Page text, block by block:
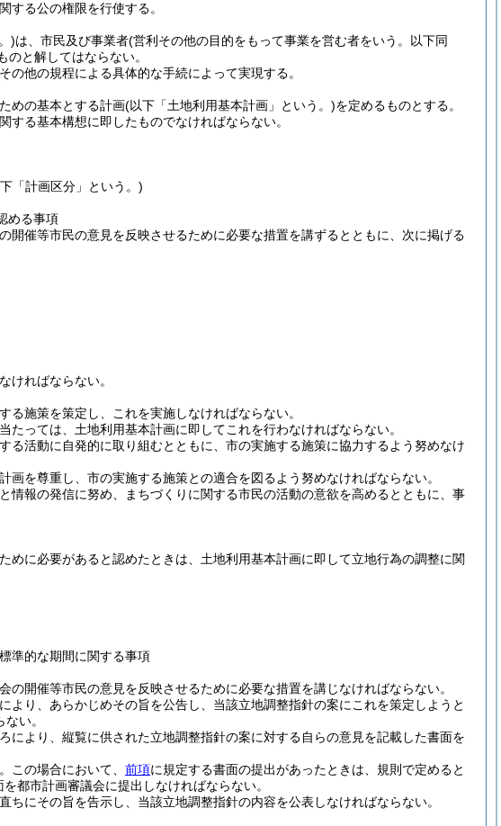
する公の権限を行使する。
)は、市民及び事業者(営利その他の目的をもって事業を営む者をいう。以下同
と解してはならない。
他の規程による具体的な手続によって実現する。
めの基本とする計画(以下「土地利用基本計画」という。)を定めるものとする。
る基本構想に即したものでなければならない。
「計画区分」という。)
める事項
催等市民の意見を反映させるために必要な措置を講ずるとともに、次に掲げる
ければならない。
施策を策定し、これを実施しなければならない。
っては、土地利用基本計画に即してこれを行わなければならない。
活動に自発的に取り組むとともに、市の実施する施策に協力するよう努めなけ
を尊重し、市の実施する施策との適合を図るよう努めなければならない。
報の発信に努め、まちづくりに関する市民の活動の意欲を高めるとともに、事
に必要があると認めたときは、土地利用基本計画に即して立地行為の調整に関
準的な期間に関する事項
開催等市民の意見を反映させるために必要な措置を講じなければならない。
り、あらかじめその旨を公告し、当該立地調整指針の案にこれを策定しようと
い。
より、縦覧に供された立地調整指針の案に対する自らの意見を記載した書面を
この場合において、 前項に規定する書面の提出があったときは、規則で定めると
都市計画審議会に提出しなければならない。
にその旨を告示し、当該立地調整指針の内容を公表しなければならない。